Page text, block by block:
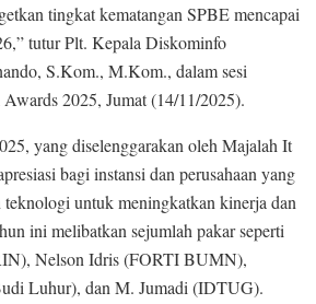
tingkat kematangan SPBE mencapai
tutur Plt. Kepala Diskominfo
S.Kom., M.Kom., dalam sesi
2025, Jumat (14/11/2025).
yang diselenggarakan oleh Majalah It
bagi instansi dan perusahaan yang
teknologi untuk meningkatkan kinerja dan
ini melibatkan sejumlah pakar seperti
Nelson Idris (FORTI BUMN),
Luhur), dan M. Jumadi (IDTUG).